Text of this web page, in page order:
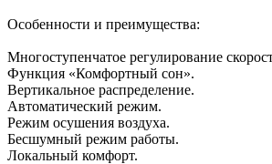
Особенности и преимущества:
Многоступенчатое регулирование
Функция «Комфортный сон».
Вертикальное распределение.
Автоматический режим.
Режим осушения воздуха.
Бесшумный режим работы.
Локальный комфорт.